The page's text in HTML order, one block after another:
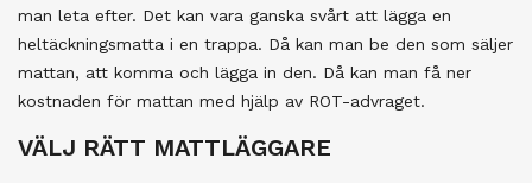
man leta efter. Det kan vara ganska svårt att lägga en
heltäckningsmatta i en trappa. Då kan man be den som säljer
mattan, att komma och lägga in den. Då kan man få ner
kostnaden för mattan med hjälp av ROT-advraget.
VÄLJ RÄTT MATTLÄGGARE